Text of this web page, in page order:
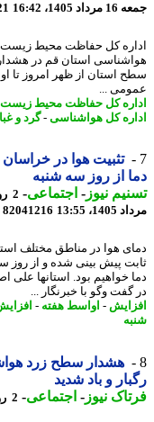
16:42
کل حفاظت محیط زیست و
استان قم در هشداری
استان از ظهر امروز تا اواخر
...
کل حفاظت محیط زیست-
کل هواشناسی-گرد و غبار -
تثبیت هوا در خراسان
از روز سه شنبه
نیوز-اجتماعی-
13:55
82041216
هوا در مناطق مختلف استان
پیش بینی شده و از روز سه
خواهیم بود. استانها علی
وگو با خبرنگار ...
-اواسط هفته-افزایش دما
هشدار سطح زرد
و باد شدید
نیوز-اجتماعی-2 روز پیش - جمعه 16 مرداد 1405، 11:10